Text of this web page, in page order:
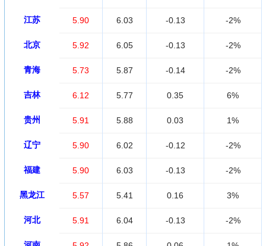
江苏 5.90 6.03 -0.13 -2%
北京 5.92 6.05 -0.13 -2%
青海 5.73 5.87 -0.14 -2%
吉林 6.12 5.77 0.35 6%
贵州 5.91 5.88 0.03 1%
辽宁 5.90 6.02 -0.12 -2%
福建 5.90 6.03 -0.13 -2%
黑龙江 5.57 5.41 0.16 3%
河北 5.91 6.04 -0.13 -2%